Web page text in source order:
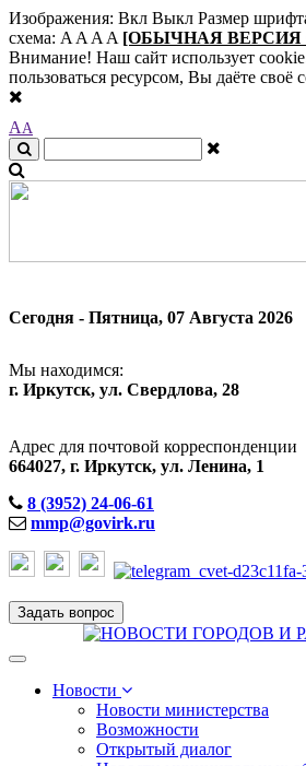
Изображения: Вкл Выкл Размер
схема: A A A A [ОБЫЧНАЯ ВЕРСИЯ
Внимание! Наш сайт использует
пользоваться ресурсом, Вы даёте своё
AA
Сегодня - Пятница, 07 Августа 2026
Мы находимся:
г. Иркутск, ул. Свердлова, 28
Адрес для почтовой корреспонденции
664027, г. Иркутск, ул. Ленина, 1
8 (3952) 24-06-61
mmp@govirk.ru
Задать вопрос
Toggle
navigationНовости
Новости министерства
Возможности
Открытый диалог